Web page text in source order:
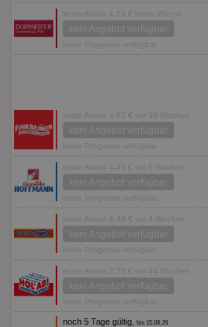
letzte Aktion 4,29 € letzte Woche
kein Angebot verfügbar
keine Prognose verfügbar
letzte Aktion 4,63 € vor 39 Wochen
kein Angebot verfügbar
keine Prognose verfügbar
letzte Aktion 4,49 € vor 6 Wochen
kein Angebot verfügbar
keine Prognose verfügbar
letzte Aktion 4,49 € vor 4 Wochen
kein Angebot verfügbar
keine Prognose verfügbar
letzte Aktion 2,75 € vor 44 Wochen
kein Angebot verfügbar
keine Prognose verfügbar
noch 5 Tage gültig, bis 15.08.26